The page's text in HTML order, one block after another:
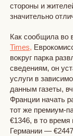
стороны и
значительно
Как сообщила во
Times,
вокруг парка
сведениям, он
услуги в
данным газеты,
Франции начать
тот же премиум-
€1346, в то время
Германии —